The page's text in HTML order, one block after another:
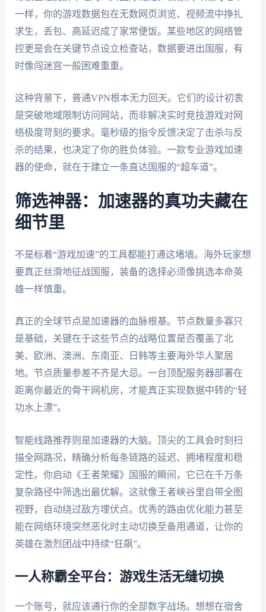
一样，你的游戏数据包在无数网页浏览、视频流中挣扎
求生，丢包、高延迟成了家常便饭。某些地区的网络管
控更是会在关键节点设立检查站，数据要进出国服，有
时像闯迷宫一般困难重重。
这种背景下，普通VPN根本无力回天。它们的设计初衷
是突破地域限制访问网站，而非解决实时竞技游戏对网
络极度苛刻的要求。毫秒级的指令反馈决定了击杀与反
杀的结果，也决定了你的胜负体验。一款专业游戏加速
器的使命，就在于建立一条直达国服的“超车道”。
筛选神器：加速器的真功夫藏在
细节里
不是标着“游戏加速”的工具都能打通这堵墙。海外玩家想
要真正丝滑地征战国服，装备的选择必须像挑选本命英
雄一样慎重。
真正的全球节点是加速器的血脉根基。节点数量多寡只
是基础，关键在于这些节点的战略位置是否覆盖了北
美、欧洲、澳洲、东南亚、日韩等主要海外华人聚居
地。节点质量参差不齐是大忌。一台顶配服务器部署在
距离你最近的骨干网机房，才能真正实现数据中转的“轻
功水上漂”。
智能线路推荐则是加速器的大脑。顶尖的工具会时刻扫
描全网路况，精确分析每条链路的延迟、拥堵程度和稳
定性。你启动《王者荣耀》国服的瞬间，它已在千万条
复杂路径中筛选出最优解。这就像王者峡谷里自带全图
视野，自动绕过敌方埋伏点。优秀的路由优化能力甚至
能在网络环境突然恶化时主动切换至备用通道，让你的
英雄在激烈团战中持续“狂飙”。
一人称霸全平台：游戏生活无缝切换
一个账号，就应该通行你的全部数字战场。想想在宿舍